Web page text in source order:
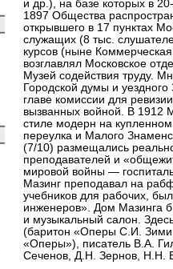
и др.), на базе которых в
1897 Общества
открывшего в 17 пунктах
служащих (8 тыс.
курсов (ныне
возглавлял Московское
Музей содействия труду.
Городской думы и
главе комиссии для
вызванных войной. В 1912
стиле модерн на купленном
переулка и Малого
(7/10) размещались
преподавателей и
мировой войны —
Мазинг преподавал на
учебников для рабочих,
инженеров». Дом Мазинга
и музыкальный салон.
(баритон «Оперы С.И.
«Оперы»), писатель В.А.
Сеченов, Д.Н. Зернов, Н.Н.